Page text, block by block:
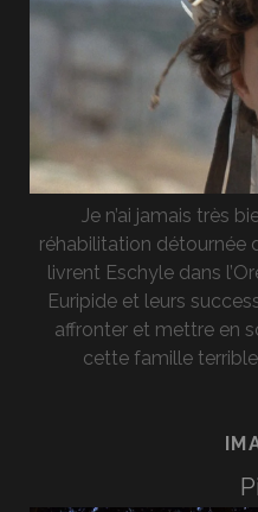
Je n’ai jamais très
réhabilitation détournée
livrent Eschyle dans
Euripide et leurs
affronter et mettre en
cette famille